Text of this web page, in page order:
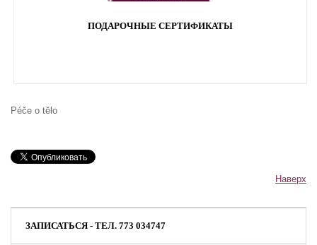
ПОДАРОЧНЫЕ СЕРТИФИКАТЫ
Péče o tělo
Наверх
ЗАПИСАТЬСЯ - ТЕЛ. 773 034747